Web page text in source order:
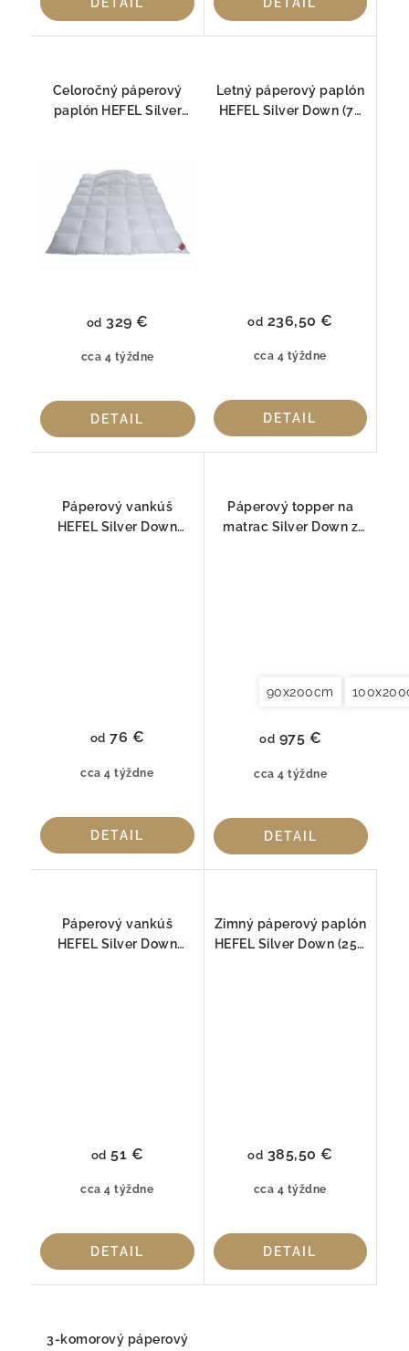
Celoročný páperový
paplón HEFEL Silver
cca 4 týždne
od 329 €
DETAIL
Letný páperový paplón
HEFEL Silver Down (78
cca 4 týždne
od 236,50 €
DETAIL
Páperový vankúš
HEFEL Silver Down
cca 4 týždne
od 76 €
DETAIL
Páperový topper na
matrac Silver Down z
90x200cm
cca 4 týždne
od 975 €
DETAIL
Páperový vankúš
HEFEL Silver Down
cca 4 týždne
od 51 €
DETAIL
Zimný páperový paplón
HEFEL Silver Down (250
cca 4 týždne
od 385,50 €
DETAIL
3-komorový páperový